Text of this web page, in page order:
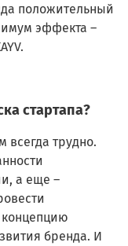
положительный
эффекта –
стартапа?
всегда трудно.
а еще –
концепцию
бренда. И